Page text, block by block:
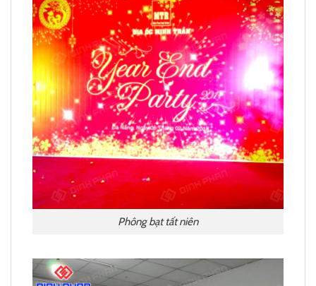
Phông bạt tất niên